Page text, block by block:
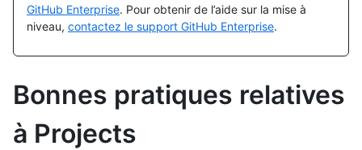
GitHub Enterprise. Pour obtenir de l’aide sur la mise à
niveau, contactez le support GitHub Enterprise.
Bonnes pratiques relatives
à Projects